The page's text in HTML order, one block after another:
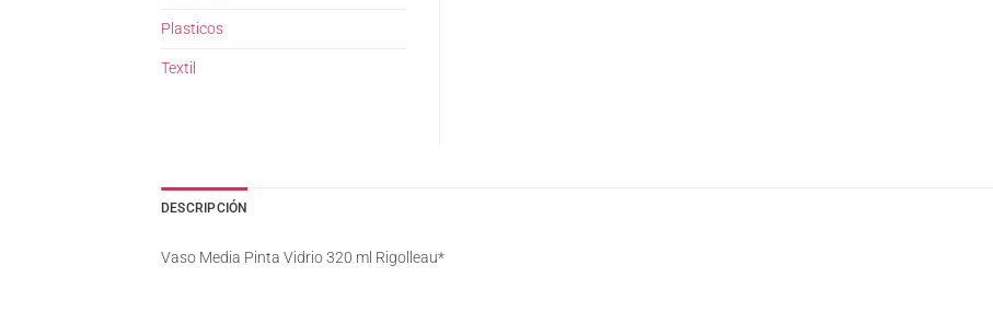
Plasticos
Textil
DESCRIPCIÓN
Vaso Media Pinta Vidrio 320 ml Rigolleau*